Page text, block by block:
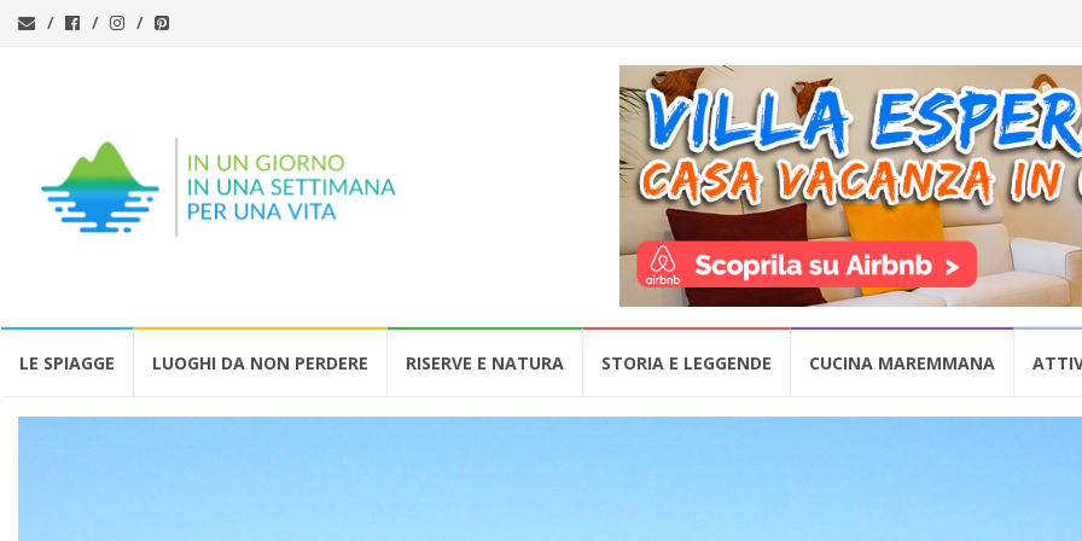
LE SPIAGGE LUOGHI DA NON PERDERE RISERVE E NATURA STORIA E LEGGENDE CUCINA MAREMMANA